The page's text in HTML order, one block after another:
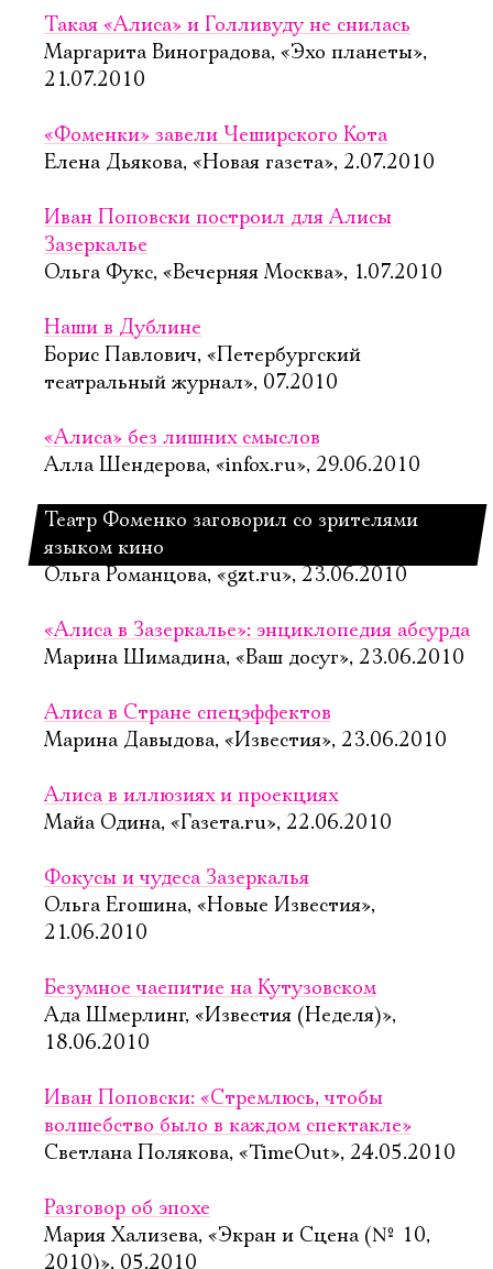
Такая «Алиса» и Голливуду не снилась
Маргарита Виноградова, «Эхо планеты»,
21.07.2010
«Фоменки» завели Чеширского Кота
Елена Дьякова, «Новая газета», 2.07.2010
Иван Поповски построил для Алисы
Зазеркалье
Ольга Фукс, «Вечерняя Москва», 1.07.2010
Наши в Дублине
Борис Павлович, «Петербургский
театральный журнал», 07.2010
«Алиса» без лишних смыслов
Алла Шендерова, «infox.ru», 29.06.2010
Театр Фоменко заговорил со зрителями
языком кино
Ольга Романцова, «gzt.ru», 23.06.2010
«Алиса в Зазеркалье»: энциклопедия абсурда
Марина Шимадина, «Ваш досуг», 23.06.2010
Алиса в Стране спецэффектов
Марина Давыдова, «Известия», 23.06.2010
Алиса в иллюзиях и проекциях
Майа Одина, «Газета.ru», 22.06.2010
Фокусы и чудеса Зазеркалья
Ольга Егошина, «Новые Известия»,
21.06.2010
Безумное чаепитие на Кутузовском
Ада Шмерлинг, «Известия (Неделя)»,
18.06.2010
Иван Поповски: «Стремлюсь, чтобы
волшебство было в каждом спектакле»
Светлана Полякова, «TimeOut», 24.05.2010
Разговор об эпохе
Мария Хализева, «Экран и Сцена (№ 10,
2010)», 05.2010